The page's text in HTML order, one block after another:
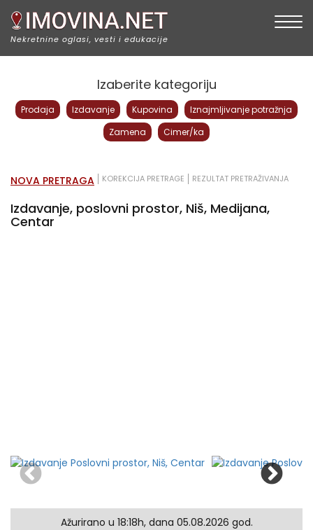
Nekretnine oglasi, vesti i edukacije
Izaberite kategoriju
Prodaja Izdavanje Kupovina
Iznajmljivanje potražnja
Zamena
Cimer/ka
NOVA PRETRAGA KOREKCIJA PRETRAGE REZULTAT PRETRAŽIVANJA
Izdavanje, poslovni prostor, Niš, Medijana,
Centar
Ažurirano u 18:18h, dana 05.08.2026 god.